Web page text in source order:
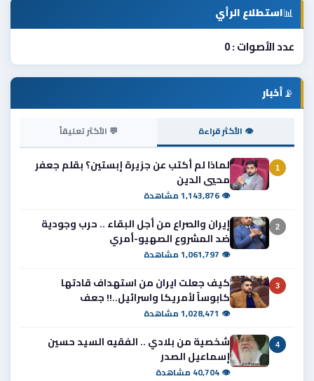
📊استطلاع الرأي
عدد الأصوات : 0
📡أخبار
👁 الأكثر قراءة 💬 الأكثر تعليقاً
1
لماذا لم أكتب عن جزيرة إبستين؟ بقلم جعفر
محيي الدين
👁 1,143,876 مشاهدة
2
إيران والصراع من أجل البقاء .. حرب وجودية
ضد المشروع الصهيو-أمري
👁 1,061,797 مشاهدة
3
كيف جعلت ايران من استهداف قادتها
كابوساً لأمريكا واسرائيل..!! جعف
👁 1,028,471 مشاهدة
4
شخصية من بلادي .. الفقيه السيد حسين
إسماعيل الصدر
👁 40,704 مشاهدة